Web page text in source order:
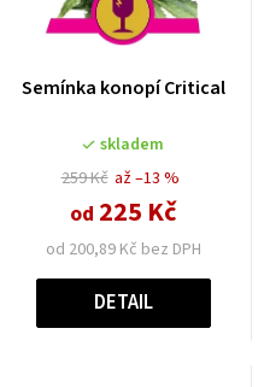
Semínka konopí Critical
skladem
259 Kč
od 200,89 Kč bez DPH
od 225 Kč
až –13 %
DETAIL